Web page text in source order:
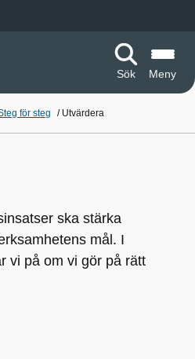
Sök
Meny
för steg / Utvärdera
ska stärka
mål. I
vi på om vi gör på rätt